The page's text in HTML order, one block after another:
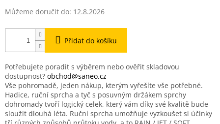
Můžeme doručit do: 12.8.2026
Přidat do košíku
Potřebujete poradit s výběrem nebo ověřit skladovou
dostupnost? obchod@saneo.cz
Vše pohromadě, jeden nákup, kterým vyřešíte vše potřebné.
Hadice, ruční sprcha a tyč s posuvným držákem sprchy
dohromady tvoří logický celek, který vám díky své kvalitě bude
sloužit dlouhá léta. Ruční sprcha umožňuje vyzkoušet si účinky